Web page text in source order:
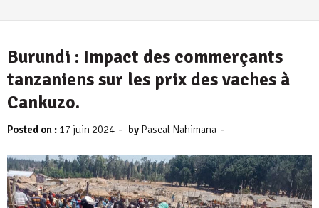
Burundi : Impact des commerçants
tanzaniens sur les prix des vaches à
Cankuzo.
Posted on : 17 juin 2024 - by Pascal Nahimana -